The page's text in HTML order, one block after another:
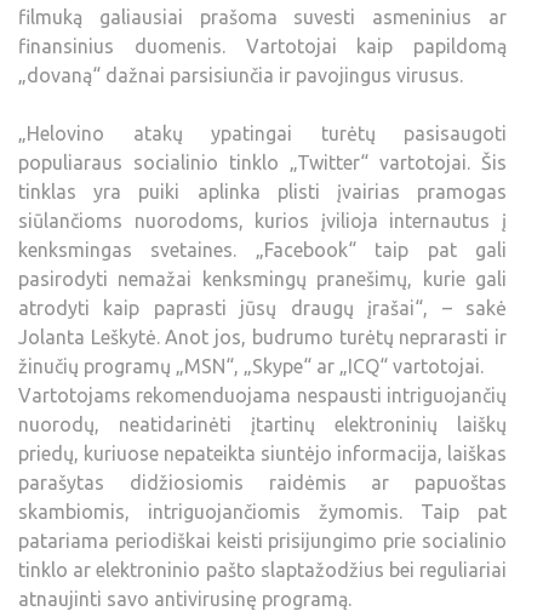
filmuką galiausiai prašoma suvesti asmeninius ar
finansinius duomenis. Vartotojai kaip papildomą
„dovaną“ dažnai parsisiunčia ir pavojingus virusus.
„Helovino atakų ypatingai turėtų pasisaugoti
populiaraus socialinio tinklo „Twitter“ vartotojai. Šis
tinklas yra puiki aplinka plisti įvairias pramogas
siūlančioms nuorodoms, kurios įvilioja internautus į
kenksmingas svetaines. „Facebook“ taip pat gali
pasirodyti nemažai kenksmingų pranešimų, kurie gali
atrodyti kaip paprasti jūsų draugų įrašai“, – sakė
Jolanta Leškytė. Anot jos, budrumo turėtų neprarasti ir
žinučių programų „MSN“, „Skype“ ar „ICQ“ vartotojai.
Vartotojams rekomenduojama nespausti intriguojančių
nuorodų, neatidarinėti įtartinų elektroninių laiškų
priedų, kuriuose nepateikta siuntėjo informacija, laiškas
parašytas didžiosiomis raidėmis ar papuoštas
skambiomis, intriguojančiomis žymomis. Taip pat
patariama periodiškai keisti prisijungimo prie socialinio
tinklo ar elektroninio pašto slaptažodžius bei reguliariai
atnaujinti savo antivirusinę programą.